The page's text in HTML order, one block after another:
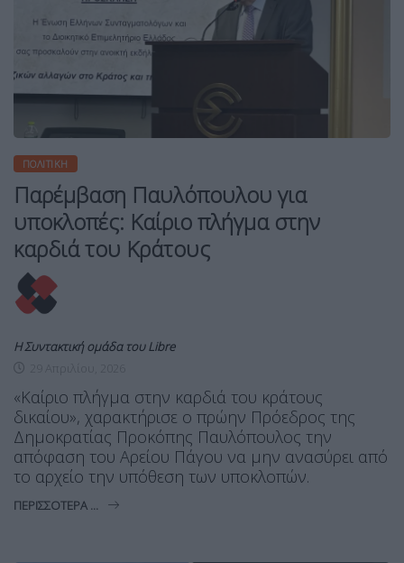
ΠΟΛΙΤΙΚΉ
Παρέμβαση Παυλόπουλου για
υποκλοπές: Καίριο πλήγμα στην
καρδιά του Κράτους
Η Συντακτική ομάδα του Libre
«Καίριο πλήγμα στην καρδιά του κράτους
δικαίου», χαρακτήρισε ο πρώην Πρόεδρος της
Δημοκρατίας Προκόπης Παυλόπουλος την
απόφαση του Αρείου Πάγου να μην ανασύρει από
το αρχείο την υπόθεση των υποκλοπών.
ΠΕΡΙΣΣΌΤΕΡΑ ...